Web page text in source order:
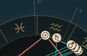
X